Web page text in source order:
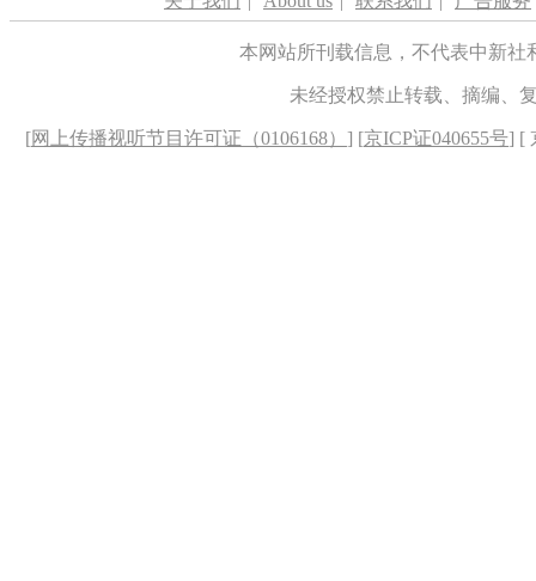
本网站所刊载信息，不代表中新
未经授权禁止转载、摘编、
[网上传播视听节目许可证（0106168） ] [京ICP证040655号] [